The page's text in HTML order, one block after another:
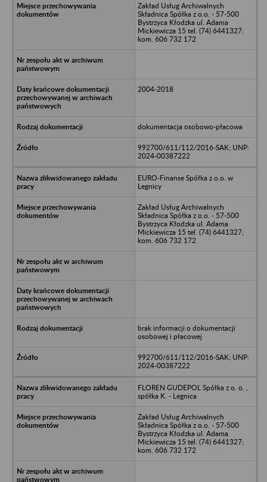
Zakład Usług Archiwalnych
Składnica Spółka z o.o. - 57-500
Bystrzyca Kłodzka ul. Adama
Mickiewicza 15 tel. (74) 6441327;
kom. 606 732 172
2004-2018
dokumentacja osobowo-płacowa
992700/611/112/2016-SAK; UNP:
2024-00387222
EURO-Finanse Spółka z o.o. w
Legnicy
Zakład Usług Archiwalnych
Składnica Spółka z o.o. - 57-500
Bystrzyca Kłodzka ul. Adama
Mickiewicza 15 tel. (74) 6441327;
kom. 606 732 172
brak informacji o dokumentacji
osobowej i płacowej
992700/611/112/2016-SAK; UNP:
2024-00387222
FLOREN GUDEPOL Spółka z o. o. ,
spółka K. - Legnica
Zakład Usług Archiwalnych
Składnica Spółka z o.o. - 57-500
Bystrzyca Kłodzka ul. Adama
Mickiewicza 15 tel. (74) 6441327;
kom. 606 732 172